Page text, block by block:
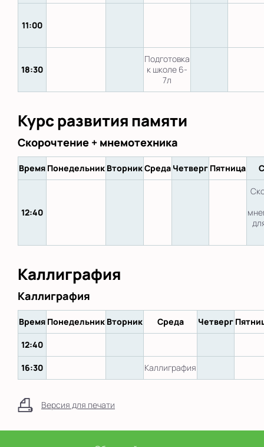
11:00
18:30
Подготовка
к школе 6-
7л
Курс развития памяти
Скорочтение + мнемотехника
Время Понедельник ВторникСреда Четверг Пятница
12:40
Каллиграфия
Каллиграфия
Время Понедельник Вторник Среда Четверг
12:40
16:30 Каллиграфия
Версия для печати